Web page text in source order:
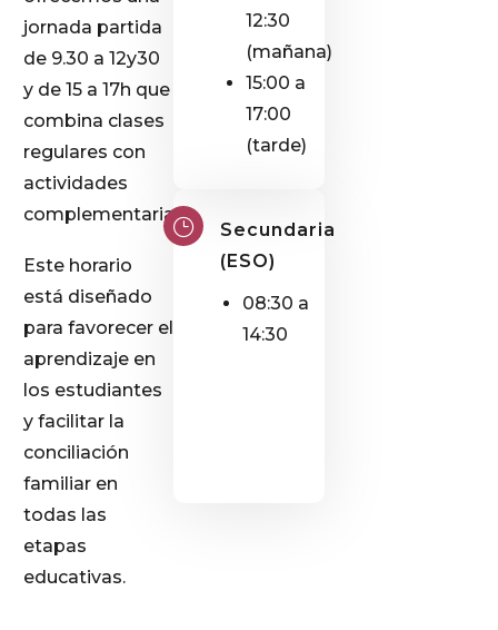
jornada partida
de 9.30 a 12y30
y de 15 a 17h que
combina clases
regulares con
actividades
complementarias.
Este horario
está diseñado
para favorecer el
aprendizaje en
los estudiantes
y facilitar la
conciliación
familiar en
todas las
etapas
educativas.
12:30
(mañana)
15:00 a
17:00
(tarde)
Secundaria
(ESO)
08:30 a
14:30